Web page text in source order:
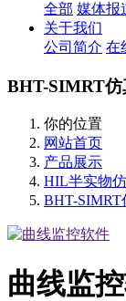
全部 媒体报
关于我们
公司简介 在
BHT-SIMRT仿
你的位置
网站首页
产品展示
HIL半实物
BHT-SIMRT
曲线监